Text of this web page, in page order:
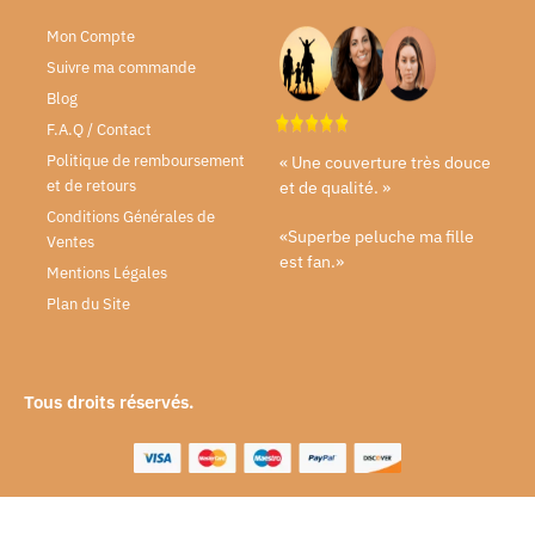
Mon Compte
Suivre ma commande
Blog
F.A.Q / Contact
Politique de remboursement
et de retours
Conditions Générales de
Ventes
Mentions Légales
Plan du Site
« Une couverture très douce
et de qualité. »
«Superbe peluche ma fille
est fan.»
Tous droits réservés.